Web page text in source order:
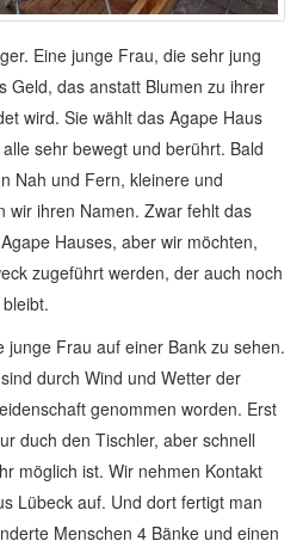
Eine junge Frau, die sehr jung
Geld, das anstatt Blumen zu ihrer
wird. Sie wählt das Agape Haus
sehr bewegt und berührt. Bald
Nah und Fern, kleinere und
wir ihren Namen. Zwar fehlt das
Hauses, aber wir möchten,
zugeführt werden, der auch noch
junge Frau auf einer Bank zu sehen.
durch Wind und Wetter der
genommen worden. Erst
duch den Tischler, aber schnell
möglich ist. Wir nehmen Kontakt
Lübeck auf. Und dort fertigt man
Menschen 4 Bänke und einen